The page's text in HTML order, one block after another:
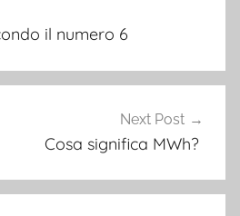
il numero 6
Next Post
Cosa significa MWh?